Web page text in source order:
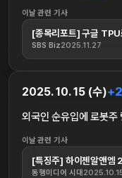
이날 관련 기사
[종목리포트] 구글
SBS Biz2025.11.27
2025. 10. 15 (수)
외국인 순유입에 로봇주
이날 관련 기사
[특징주] 하이젠알앤엠
동행미디어 시대